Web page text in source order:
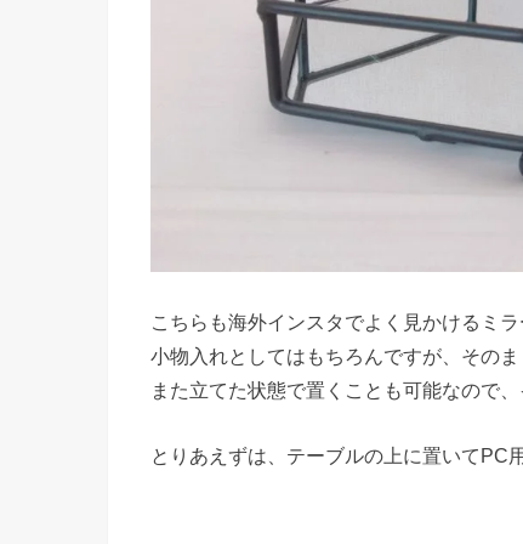
こちらも海外インスタでよく見かけるミ
小物入れとしてはもちろんですが、その
また立てた状態で置くことも可能なので
とりあえずは、テーブルの上に置いてPC